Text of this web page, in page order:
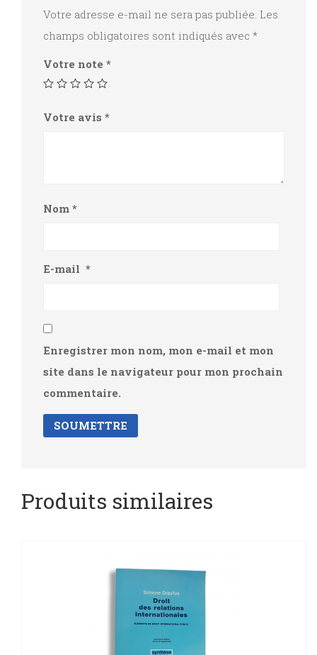
Votre adresse e-mail ne sera pas publiée. Les
champs obligatoires sont indiqués avec *
Votre note *
Votre avis *
Nom *
E-mail *
Enregistrer mon nom, mon e-mail et mon
site dans le navigateur pour mon prochain
commentaire.
Produits similaires